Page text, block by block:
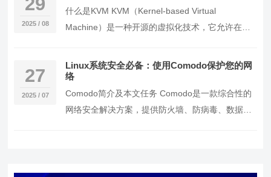
2025 / 08
什么是KVM KVM（Kernel-based Virtual
Machine）是一种开源的虚拟化技术，它允许在一
27
2025 / 07
Linux系统安全必备：使用Comodo保护您的网
络
Comodo简介及本文任务 Comodo是一款综合性的
网络安全解决方案，提供防火墙、防病毒、数据加